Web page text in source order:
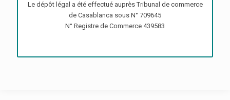
Le dépôt légal a été effectué auprès Tribunal de commerce
de Casablanca sous N° 709645
N° Registre de Commerce 439583